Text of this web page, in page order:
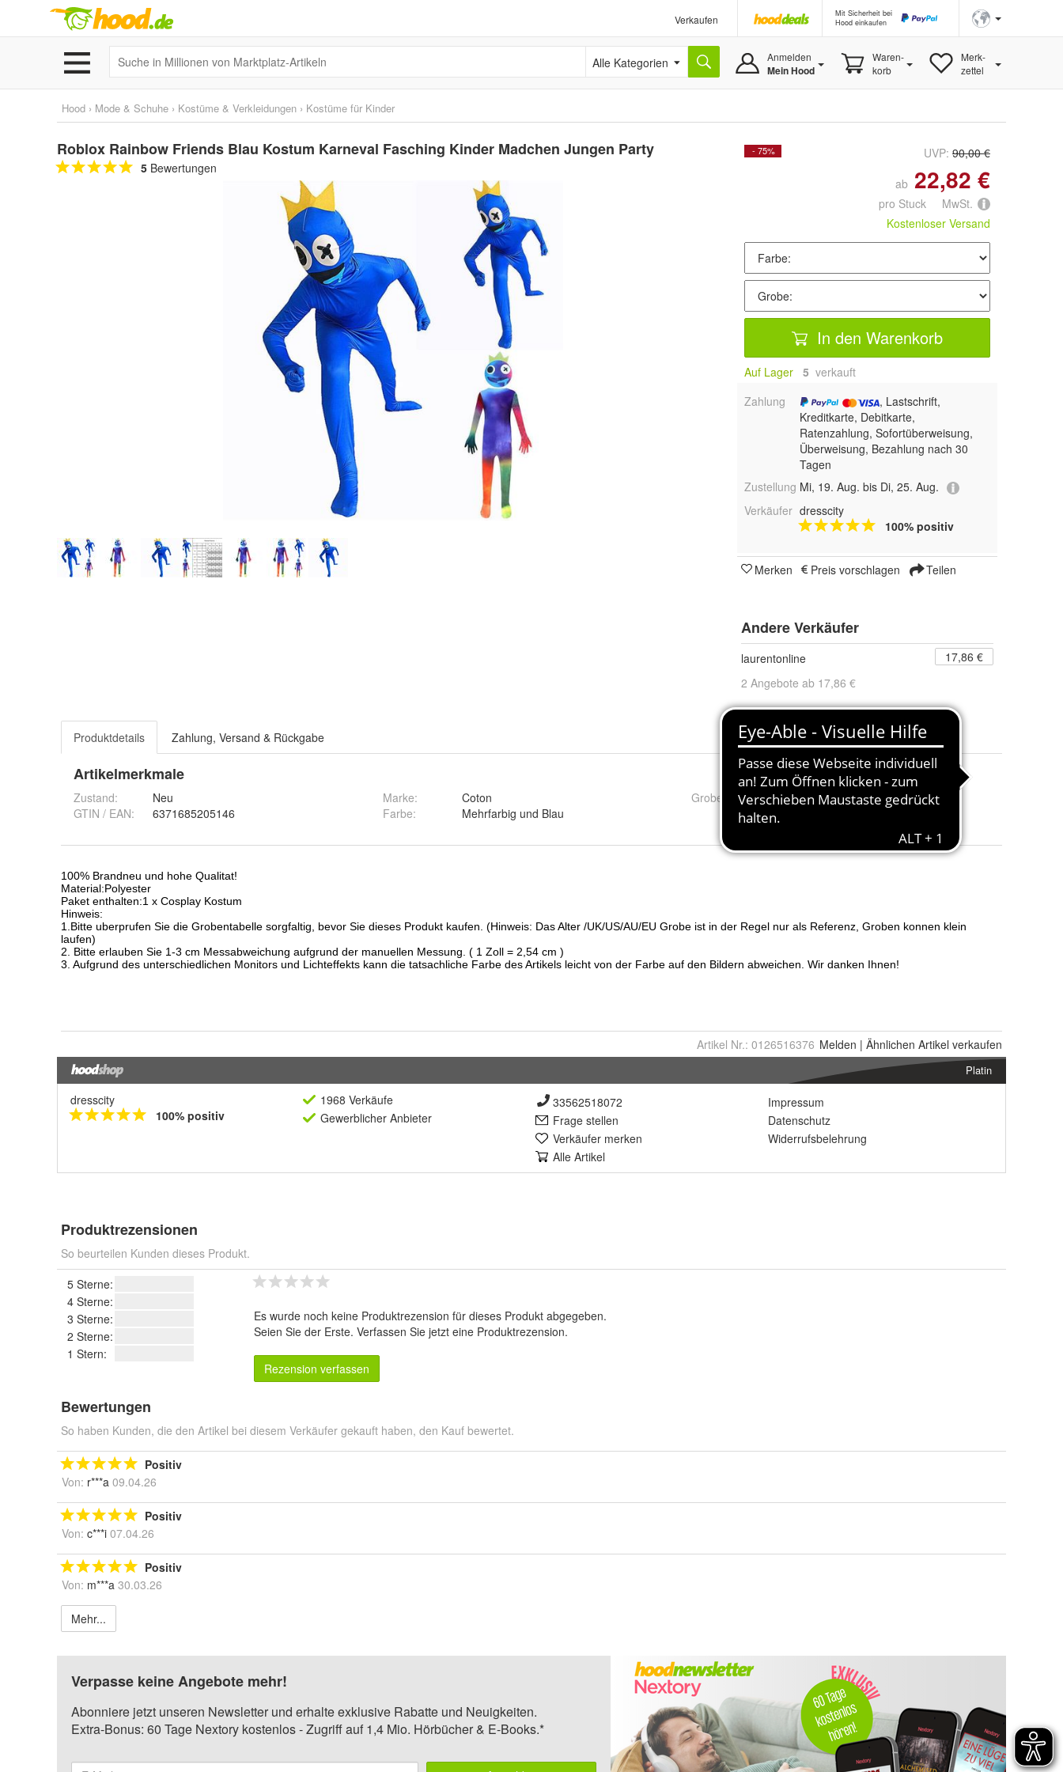
Verkaufen
Mit Sicherheit bei
Hood einkaufen
Alle Kategorien Anmelden
Mein Hood
Waren-
korb
Merk-
zettel
Hood › Mode & Schuhe › Kostüme & Verkleidungen › Kostüme für Kinder
Roblox Rainbow Friends Blau Kostum Karneval Fasching Kinder Madchen Jungen Party
5 Bewertungen
- 75% UVP: 90,00 €
ab 22,82 €
pro Stuck MwSt.
Kostenloser Versand
In den Warenkorb
Auf Lager 5 verkauft
Zahlung
, Lastschrift,
Kreditkarte, Debitkarte,
Ratenzahlung, Sofortüberweisung,
Überweisung, Bezahlung nach 30
Tagen
Zustellung Mi, 19. Aug. bis Di, 25. Aug.
Verkäufer dresscity
100% positiv
Merken Preis vorschlagen Teilen
Andere Verkäufer
laurentonline
17,86 €
2 Angebote ab 17,86 €
Produktdetails Zahlung, Versand & Rückgabe
Artikelmerkmale
Zustand:
Neu
GTIN / EAN:
6371685205146
Marke:
Coton
Farbe: Mehrfarbig und Blau
Grobe 6-7 Jahre / EU 116-122, 5-6 Jahre / EU 110-116, 8-9
Artikel Nr.: 0126516376 Melden | Ähnlichen Artikel verkaufen
Platin
dresscity
100% positiv
1968 Verkäufe
Gewerblicher Anbieter
33562518072
Frage stellen
Verkäufer merken
Alle Artikel
Impressum
Datenschutz
Widerrufsbelehrung
Produktrezensionen
So beurteilen Kunden dieses Produkt.
5 Sterne:
4 Sterne:
3 Sterne:
2 Sterne:
1 Stern:
Es wurde noch keine Produktrezension für dieses Produkt abgegeben.
Seien Sie der Erste. Verfassen Sie jetzt eine Produktrezension.
Rezension verfassen
Bewertungen
So haben Kunden, die den Artikel bei diesem Verkäufer gekauft haben, den Kauf bewertet.
Positiv
Von: r***a 09.04.26
Positiv
Von: c***i 07.04.26
Positiv
Von: m***a 30.03.26
Mehr...
Verpasse keine Angebote mehr!
Abonniere jetzt unseren Newsletter und erhalte exklusive Rabatte und Neuigkeiten.
Extra-Bonus: 60 Tage Nextory kostenlos - Zugriff auf 1,4 Mio. Hörbücher & E-Books.*